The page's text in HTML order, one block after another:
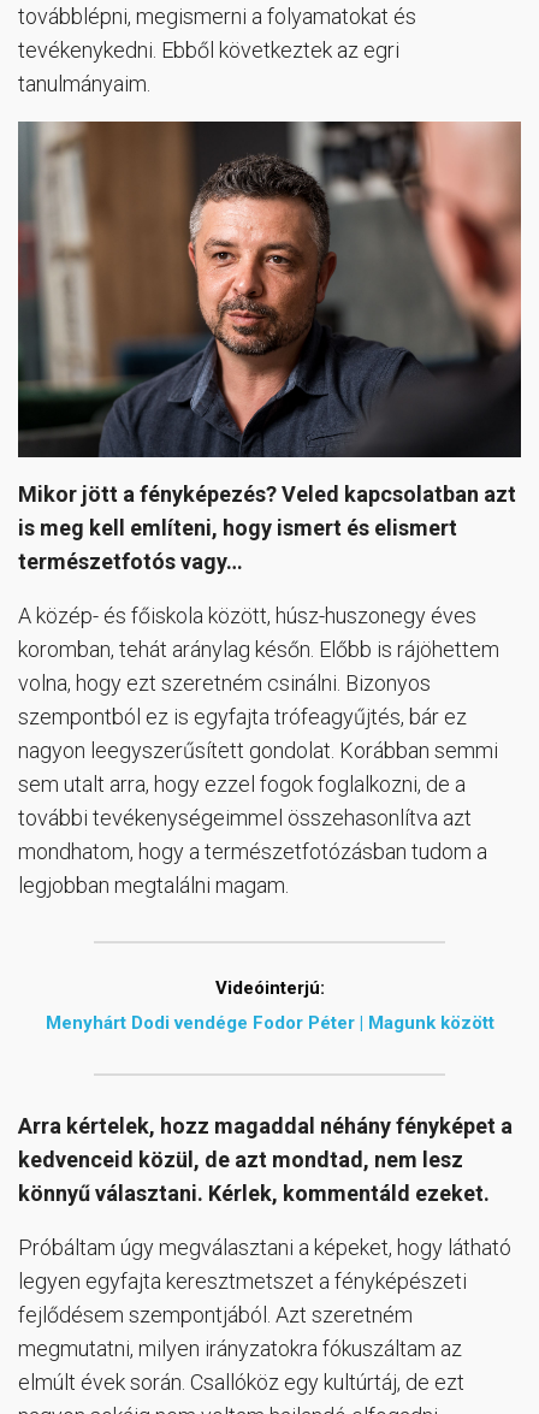
továbblépni, megismerni a folyamatokat és
tevékenykedni. Ebből következtek az egri
tanulmányaim.
Mikor jött a fényképezés? Veled kapcsolatban azt
is meg kell említeni, hogy ismert és elismert
természetfotós vagy…
A közép- és főiskola között, húsz-huszonegy éves
koromban, tehát aránylag későn. Előbb is rájöhettem
volna, hogy ezt szeretném csinálni. Bizonyos
szempontból ez is egyfajta trófeagyűjtés, bár ez
nagyon leegyszerűsített gondolat. Korábban semmi
sem utalt arra, hogy ezzel fogok foglalkozni, de a
további tevékenységeimmel összehasonlítva azt
mondhatom, hogy a természetfotózásban tudom a
legjobban megtalálni magam.
Videóinterjú:
Menyhárt Dodi vendége Fodor Péter | Magunk között
Arra kértelek, hozz magaddal néhány fényképet a
kedvenceid közül, de azt mondtad, nem lesz
könnyű választani. Kérlek, kommentáld ezeket.
Próbáltam úgy megválasztani a képeket, hogy látható
legyen egyfajta keresztmetszet a fényképészeti
fejlődésem szempontjából. Azt szeretném
megmutatni, milyen irányzatokra fókuszáltam az
elmúlt évek során. Csallóköz egy kultúrtáj, de ezt